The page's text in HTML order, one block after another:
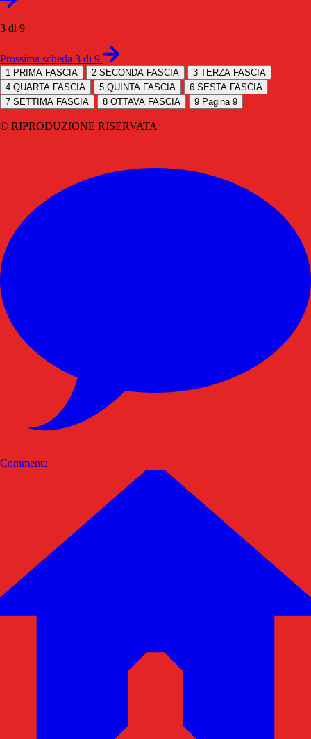
3 di 9
Prossima scheda 3 di 9
1 PRIMA FASCIA 2 SECONDA FASCIA 3 TERZA FASCIA
4 QUARTA FASCIA 5 QUINTA FASCIA 6 SESTA FASCIA
7 SETTIMA FASCIA 8 OTTAVA FASCIA 9 Pagina 9
© RIPRODUZIONE RISERVATA
Commenta